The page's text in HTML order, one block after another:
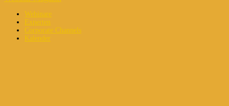
Webinare
Experten
Corporate Channels
Kalender